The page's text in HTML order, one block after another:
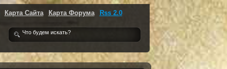
Карта Сайта Карта Форума Rss 2.0